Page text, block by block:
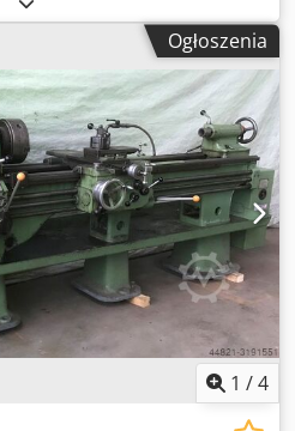
jest w pełni sprawna i została
wyświetlacz osi. Dkedpfey
pytań lub potrzeby uzyskania
o kontakt mailowy lub
Ogłoszenia
1 /4